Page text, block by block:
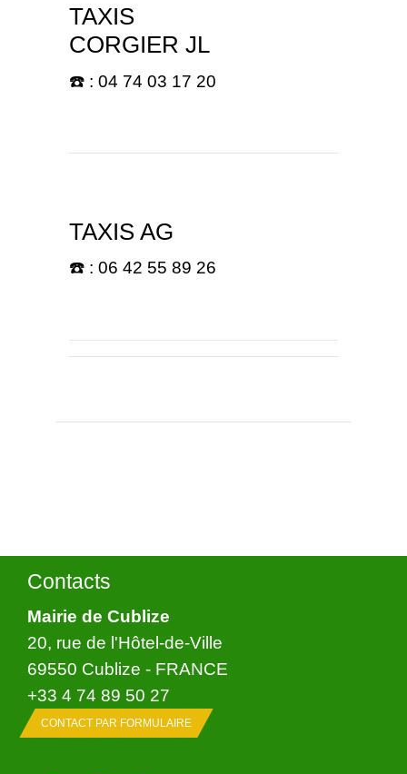
TAXIS
CORGIER JL
☎️ : 04 74 03 17 20
TAXIS AG
☎️ : 06 42 55 89 26
Contacts
Mairie de Cublize
20, rue de l'Hôtel-de-Ville
69550 Cublize - FRANCE
+33 4 74 89 50 27
CONTACT PAR FORMULAIRE